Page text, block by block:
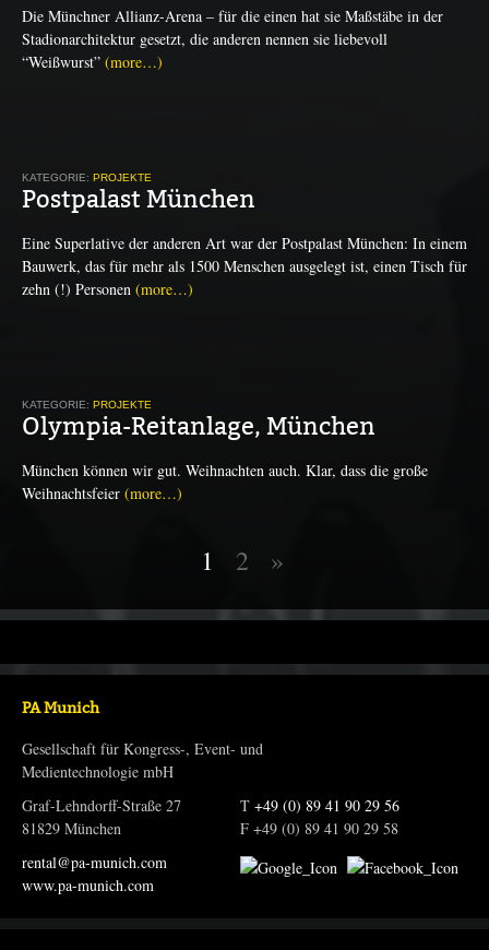
Die Münchner Allianz-Arena – für die einen hat sie Maßstäbe in der
Stadionarchitektur gesetzt, die anderen nennen sie liebevoll
“Weißwurst” (more…)
KATEGORIE: PROJEKTE
Postpalast München
Eine Superlative der anderen Art war der Postpalast München: In einem
Bauwerk, das für mehr als 1500 Menschen ausgelegt ist, einen Tisch für
zehn (!) Personen (more…)
KATEGORIE: PROJEKTE
Olympia-Reitanlage, München
München können wir gut. Weihnachten auch. Klar, dass die große
Weihnachtsfeier (more…)
1 2 »
PA Munich
Gesellschaft für Kongress-, Event- und
Medientechnologie mbH
Graf-Lehndorff-Straße 27
81829 München
T +49 (0) 89 41 90 29 56
F +49 (0) 89 41 90 29 58
rental@pa-munich.com
www.pa-munich.com